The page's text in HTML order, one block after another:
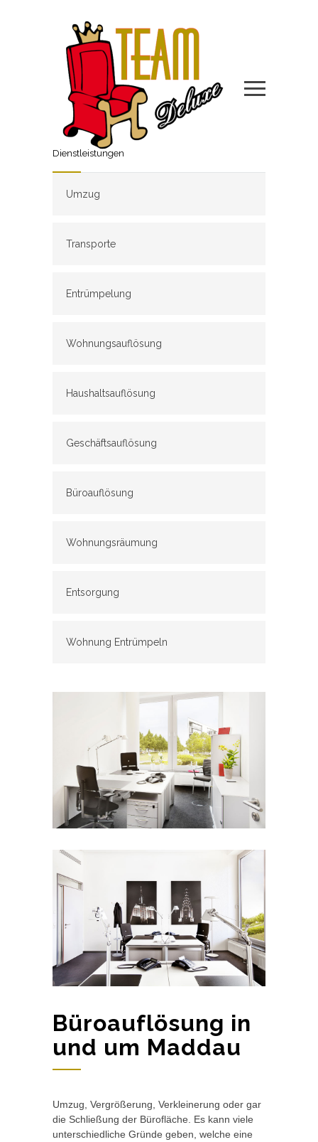
Dienstleistungen
Umzug
Transporte
Entrümpelung
Wohnungsauflösung
Haushaltsauflösung
Geschäftsauflösung
Büroauflösung
Wohnungsräumung
Entsorgung
Wohnung Entrümpeln
Büroauflösung in
und um Maddau
Umzug, Vergrößerung, Verkleinerung oder gar
die Schließung der Bürofläche. Es kann viele
unterschiedliche Gründe geben, welche eine